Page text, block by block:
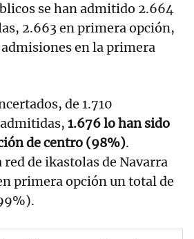
se han admitido 2.664
2.663 en primera opción,
en la primera
de 1.710
1.676 lo han sido
de centro (98%).
de ikastolas de Navarra
primera opción un total de